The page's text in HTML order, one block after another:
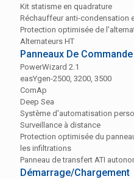
Kit statisme en quadrature
Réchauffeur anti-condensation
Protection optimisée de
Alternateurs HT
Panneaux De Commande
PowerWizard 2.1
easYgen-2500, 3200, 3500
ComAp
Deep Sea
Système d'automatisation
Surveillance à distance
Protection optimisée du
les infiltrations
Panneau de transfert ATI
Démarrage/Chargement